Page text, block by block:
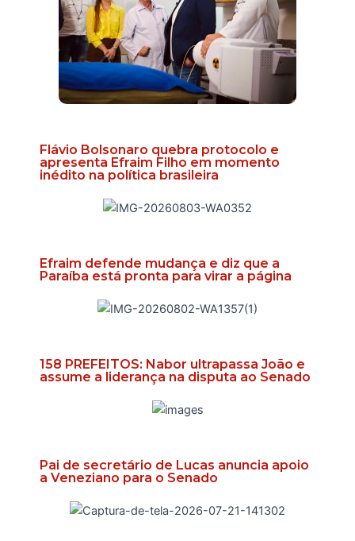
Flávio Bolsonaro quebra protocolo e
apresenta Efraim Filho em momento
inédito na política brasileira
Efraim defende mudança e diz que a
Paraíba está pronta para virar a página
158 PREFEITOS: Nabor ultrapassa João e
assume a liderança na disputa ao Senado
Pai de secretário de Lucas anuncia apoio
a Veneziano para o Senado